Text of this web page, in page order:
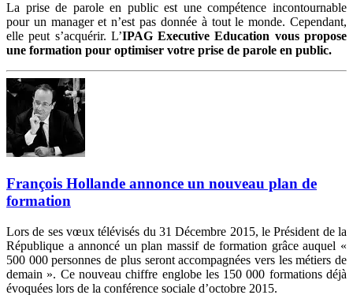
La prise de parole en public est une compétence incontournable
pour un manager et n’est pas donnée à tout le monde. Cependant,
elle peut s’acquérir. L’IPAG Executive Education vous propose
une formation pour optimiser votre prise de parole en public.
François Hollande annonce un nouveau plan de
formation
Lors de ses vœux télévisés du 31 Décembre 2015, le Président de la
République a annoncé un plan massif de formation grâce auquel «
500 000 personnes de plus seront accompagnées vers les métiers de
demain ». Ce nouveau chiffre englobe les 150 000 formations déjà
évoquées lors de la conférence sociale d’octobre 2015.